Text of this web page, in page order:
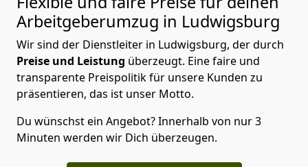
Arbeitgeberumzug in Ludwigsburg
Wir sind der Dienstleiter in Ludwigsburg, der durch
Preise und Leistung überzeugt. Eine faire und
transparente Preispolitik für unsere Kunden zu
präsentieren, das ist unser Motto.
Du wünschst ein Angebot? Innerhalb von nur 3
Minuten werden wir Dich überzeugen.